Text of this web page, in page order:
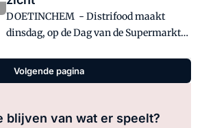
DOETINCHEM - Distrifood maakt
dinsdag, op de Dag van de Supermarkt
Local Marketing Awards bekend.
Volgende pagina
blijven van wat er speelt?